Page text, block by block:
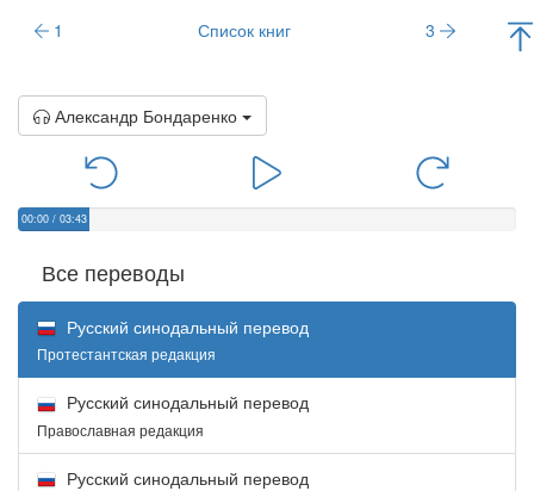
1 Список книг 3
Александр Бондаренко
00:00 / 03:43
Все переводы
Русский синодальный перевод
Протестантская редакция
Русский синодальный перевод
Православная редакция
Русский синодальный перевод